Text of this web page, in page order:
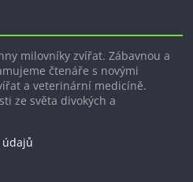
milovníky zvířat. Zábavnou a
čtenáře s novými
a veterinární medicíně.
ze světa divokých a
údajů